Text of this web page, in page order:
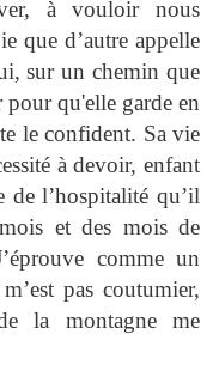
à vouloir nous
que d’autre appelle
sur un chemin que
qu'elle garde en
le confident. Sa vie
à devoir, enfant
de l’hospitalité qu’il
et des mois de
comme un
pas coutumier,
la montagne me